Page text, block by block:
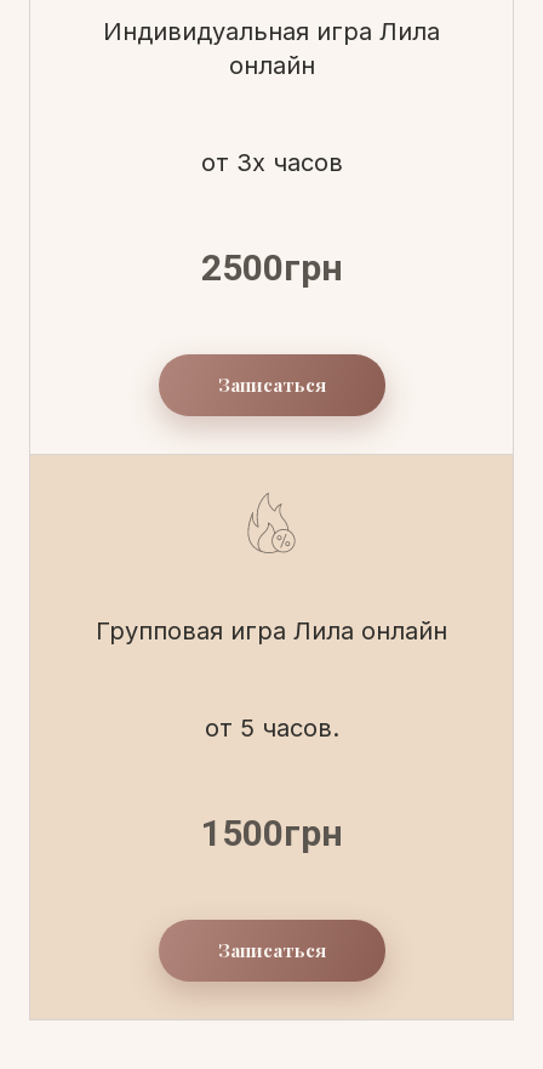
Индивидуальная игра Лила
онлайн
от 3х часов
2500грн
Записаться
Групповая игра Лила онлайн
от 5 часов.
1500грн
Записаться